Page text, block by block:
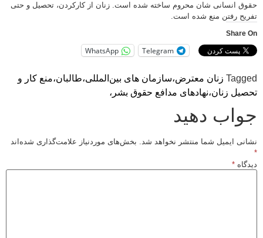
حقوق انسانی شان محروم ساخته شده است. زنان از کارکردن، تحصیل و حتی
تفریح رفتن منع شده است.
Share On
Telegram
WhatsApp
Tagged زنان معترض، سازمان های بین‌المللی، طالبان،منع کار و
تحصیل زنان،نهادهای مدافع حقوق بشر،
جواب دهید
نشانی ایمیل شما منتشر نخواهد شد. بخش‌های موردنیاز علامت‌گذاری شده‌اند
دیدگاه*